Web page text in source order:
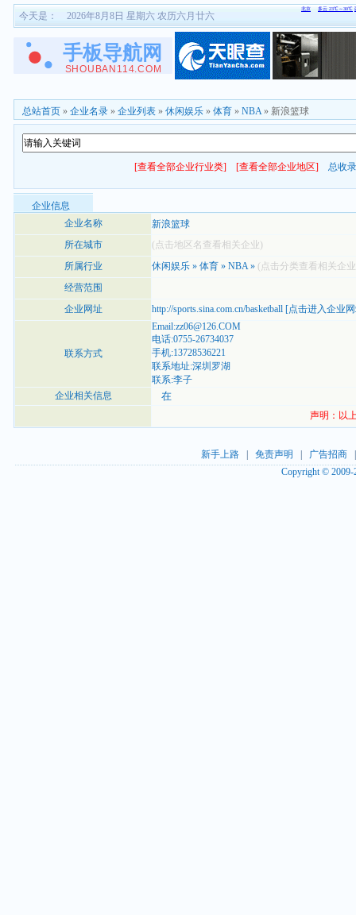
今天是： 2026年8月8日 星期六 农历六月廿六
总站首页 » 企业名录 » 企业列表 » 休闲娱乐 » 体育 » NBA» 新浪篮球
[查看全部企业行业类] [查看全部企业地区] 总收
企业信息
企业名称
新浪篮球
所在城市
(点击地区名查看相关企业)
所属行业
休闲娱乐 » 体育 » NBA» (点击分类查看相关企
经营范围
企业网址
http://sports.sina.com.cn/basketball [点击进入企业
联系方式
Email:zz06@126.COM
电话:0755-26734037
手机:13728536221
联系地址:深圳罗湖
联系:李子
企业相关信息
在
声明：以
新手上路| 免责声明 广告招商
Copyright ©